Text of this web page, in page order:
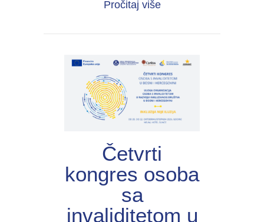
Pročitaj višeabout 20 godina
Četvrti
kongres osoba
sa
invaliditetom u